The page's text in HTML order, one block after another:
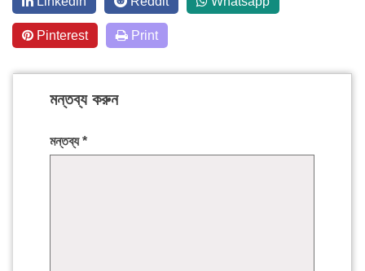
Pinterest Print
মন্তব্য করুন
মন্তব্য*